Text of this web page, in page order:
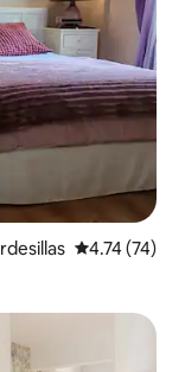
Calificación
4.74 (74)